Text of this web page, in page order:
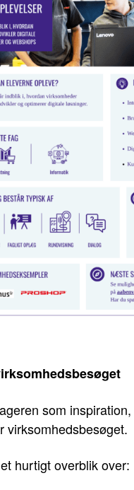
som
virksomhedsbesøget.
hurtigt overblik over: